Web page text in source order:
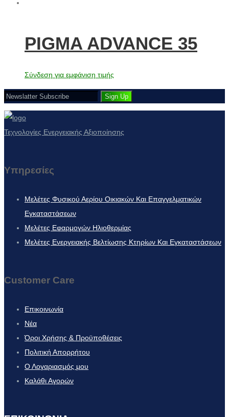
PIGMA ADVANCE 35
Σύνδεση για εμφάνιση τιμής
Τεχνολογίες Ενεργειακής Αξιοποίησης
Υπηρεσίες
Μελέτες Φυσικού Αερίου Οικιακών Και Επαγγελματικών
Εγκαταστάσεων
Μελέτες Εφαρμογών Ηλιοθερμίας
Μελέτες Ενεργειακής Βελτίωσης Κτηρίων Και Εγκαταστάσεων
Customer Care
Επικοινωνία
Νέα
Όροι Χρήσης & Προϋποθέσεις
Πολιτική Απορρήτου
Ο Λογαριασμός μου
Καλάθι Αγορών